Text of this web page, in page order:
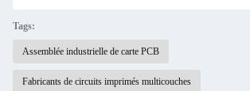
Tags:
Assemblée industrielle de carte PCB
Fabricants de circuits imprimés multicouches